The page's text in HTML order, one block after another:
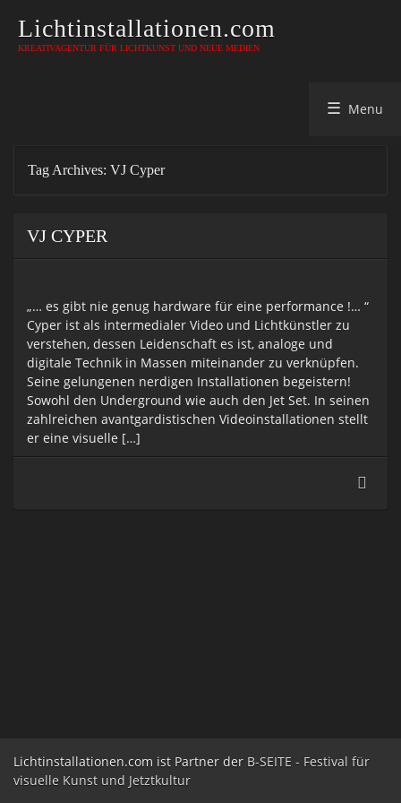
Lichtinstallationen.com
KREATIVAGENTUR FÜR LICHTKUNST UND NEUE MEDIEN
Menu
Tag Archives: VJ Cyper
VJ CYPER
„… es gibt nie genug hardware für eine performance !… “
Cyper ist als intermedialer Video und Lichtkünstler zu
verstehen, dessen Leidenschaft es ist, analoge und
digitale Technik in Massen miteinander zu verknüpfen.
Seine gelungenen nerdigen Installationen begeistern!
Sowohl den Underground wie auch den Jet Set. In seinen
zahlreichen avantgardistischen Videoinstallationen stellt
er eine visuelle […]
Lichtinstallationen.com ist Partner der B-SEITE - Festival für
visuelle Kunst und Jetztkultur